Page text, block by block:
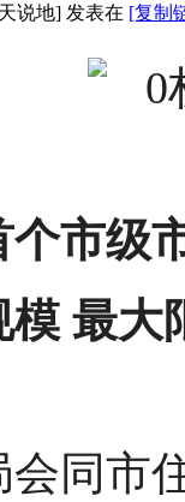
说地] 发表在 [复制
市级
最大
同市